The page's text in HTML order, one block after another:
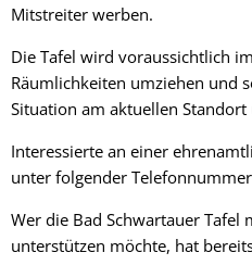
Mitstreiter werben.
Die Tafel wird voraussichtlich
Räumlichkeiten umziehen und
Situation am aktuellen
Interessierte an einer
unter folgender
Wer die Bad Schwartauer Tafel
unterstützen möchte, hat